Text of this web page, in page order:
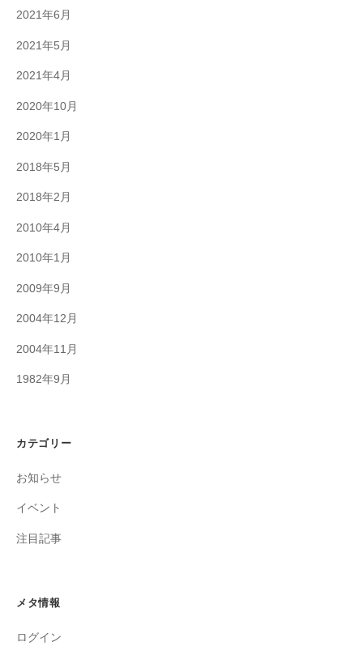
2021年6月
2021年5月
2021年4月
2020年10月
2020年1月
2018年5月
2018年2月
2010年4月
2010年1月
2009年9月
2004年12月
2004年11月
1982年9月
カテゴリー
お知らせ
イベント
注目記事
メタ情報
ログイン